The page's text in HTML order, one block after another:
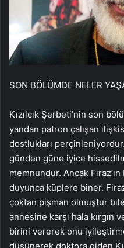
SON BÖLÜMDE NELER
Kızılcık Şerbeti’nin son
yandan patron çalışan
dostlukları
günden güne iyice
memnundur. Ancak
duyunca küplere biner.
çoktan pişman olmuştur
annesine karşı hala kırgın
birini vererek onu
düşünerek doktora giden